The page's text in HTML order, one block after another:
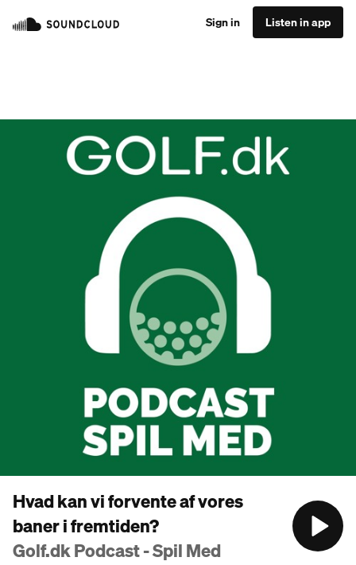
Sign in Listen in app
Hvad kan vi forvente af vores
baner i fremtiden?
Golf.dk Podcast - Spil Med